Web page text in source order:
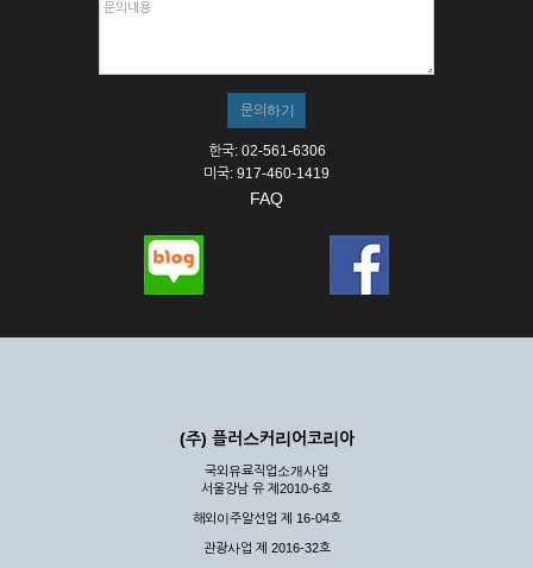
한국: 02-561-6306
미국: 917-460-1419
FAQ
(주) 플러스커리어코리아
국외유료직업소개사업
서울강남 유 제2010-6호
해외이주알선업 제 16-04호
관광사업 제 2016-32호